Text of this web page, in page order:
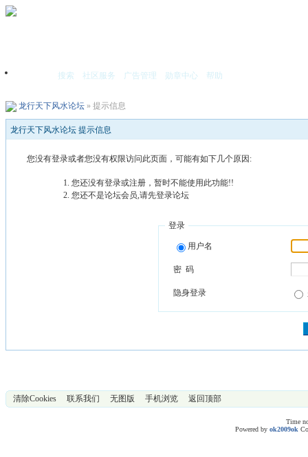
搜索 社区服务 广告管理 勋章中心 帮助
龙行天下风水论坛 » 提示信息
龙行天下风水论坛 提示信息
您没有登录或者您没有权限访问此页面，可能有如下几个原因:
您还没有登录或注册，暂时不能使用此功能!!
您还不是论坛会员,请先登录论坛
登录
用户名
密 码
隐身登录
清除Cookies 联系我们 无图版 手机浏览 返回顶部
Time
Powered by ok2009ok